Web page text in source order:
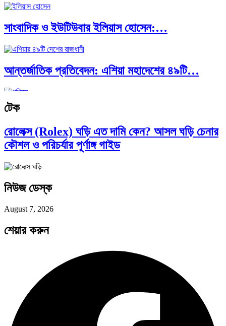
সাংবাদিক ও ইউটিউবার ইলিয়াস হোসেন:…
আন্তর্জাতিক প্রতিবেদন: এশিয়া মহাদেশের ৪৯টি…
সব সভ্যতারই তো পতন হয়:…
পরবর্তী রাষ্ট্রপতি নির্বাচন ২০২৬: আলোচনায়…
প্রথাগত মেধা, স্ট্র্যাটেজিক গভর্নেন্স ও…
বৈশ্বিক অর্থব্যবস্থা, আইএমএফ-বিশ্বব্যাংক, ইসলামী
ব্যাংকিং…
টেক
রোলেক্স (Rolex) ঘড়ি এত দামি কেন? আসল ঘড়ি চেনার
কৌশল ও পরিচর্যার পূর্ণাঙ্গ গাইড
নিউজ ডেস্ক
August 7, 2026
শেয়ার করুন